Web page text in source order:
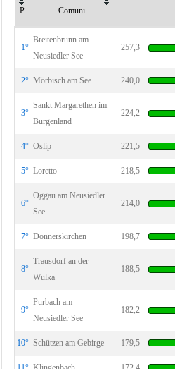
P Comuni
1°
Breitenbrunn am
Neusiedler See
257,3
2° Mörbisch am See 240,0
3°
Sankt Margarethen im
Burgenland
224,2
4° Oslip 221,5
5° Loretto 218,5
6°
Oggau am Neusiedler
See
214,0
7° Donnerskirchen 198,7
8°
Trausdorf an der
Wulka
188,5
9°
Purbach am
Neusiedler See
182,2
10° Schützen am Gebirge 179,5